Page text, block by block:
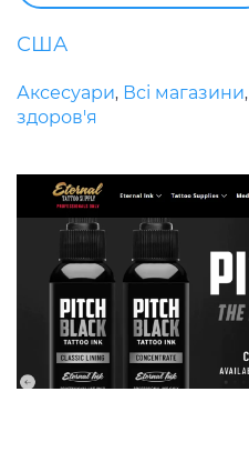
США
Аксесуари, Всі магазини,
здоров'я